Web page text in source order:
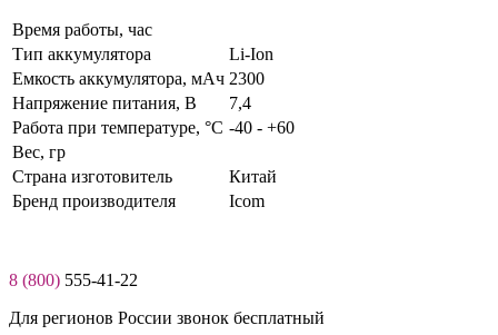
Время работы, час
Тип аккумулятора
Li-Ion
Емкость аккумулятора, мАч 2300
Нaпряжение питaния, В
7,4
Работа при температуре, °C -40 - +60
Вес, гр
Страна изготовитель
Китай
Бренд производителя
Icom
8 (800) 555-41-22
Для регионов России звонок бесплатный